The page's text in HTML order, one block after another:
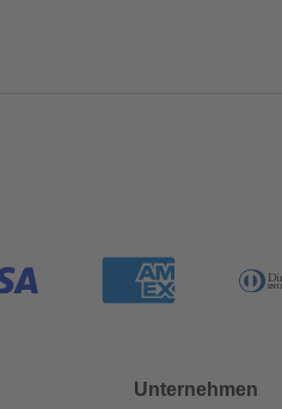
Unternehmen